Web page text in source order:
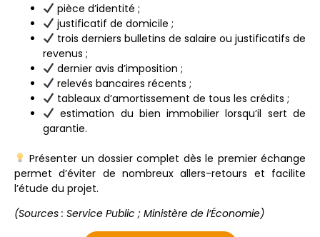
pièce d’identité ;
justificatif de domicile ;
trois derniers bulletins de salaire ou justificatifs de
revenus ;
dernier avis d’imposition ;
relevés bancaires récents ;
tableaux d’amortissement de tous les crédits ;
estimation du bien immobilier lorsqu’il sert de
garantie.
Présenter un dossier complet dès le premier échange
permet d’éviter de nombreux allers-retours et facilite
l’étude du projet.
(Sources : Service Public ; Ministère de l’Économie)